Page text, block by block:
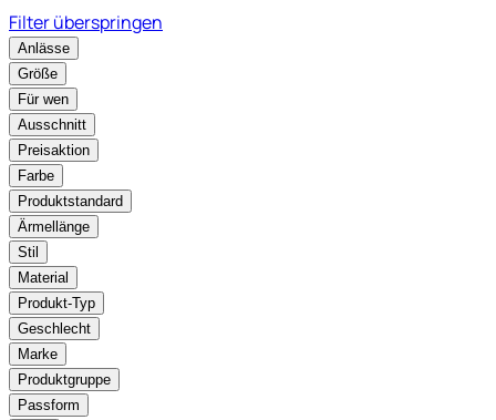
Filter überspringen
Anlässe
Größe
Für wen
Ausschnitt
Preisaktion
Farbe
Produktstandard
Ärmellänge
Stil
Material
Produkt-Typ
Geschlecht
Marke
Produktgruppe
Passform